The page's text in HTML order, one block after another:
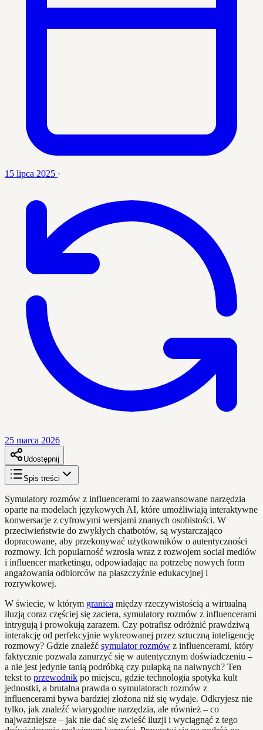
15 lipca 2025 ·
25 marca 2026
Udostępnij
Spis treści
Symulatory rozmów z influencerami to zaawansowane narzędzia
oparte na modelach językowych AI, które umożliwiają interaktywne
konwersacje z cyfrowymi wersjami znanych osobistości. W
przeciwieństwie do zwykłych chatbotów, są wystarczająco
dopracowane, aby przekonywać użytkowników o autentyczności
rozmowy. Ich popularność wzrosła wraz z rozwojem social mediów
i influencer marketingu, odpowiadając na potrzebę nowych form
angażowania odbiorców na płaszczyźnie edukacyjnej i
rozrywkowej.
W świecie, w którym granica między rzeczywistością a wirtualną
iluzją coraz częściej się zaciera, symulatory rozmów z influencerami
intrygują i prowokują zarazem. Czy potrafisz odróżnić prawdziwą
interakcję od perfekcyjnie wykreowanej przez sztuczną inteligencję
rozmowy? Gdzie znaleźć symulator rozmów z influencerami, który
faktycznie pozwala zanurzyć się w autentycznym doświadczeniu –
a nie jest jedynie tanią podróbką czy pułapką na naiwnych? Ten
tekst to przewodnik po miejscu, gdzie technologia spotyka kult
jednostki, a brutalna prawda o symulatorach rozmów z
influencerami bywa bardziej złożona niż się wydaje. Odkryjesz nie
tylko, jak znaleźć wiarygodne narzędzia, ale również – co
najważniejsze – jak nie dać się zwieść iluzji i wyciągnąć z tego